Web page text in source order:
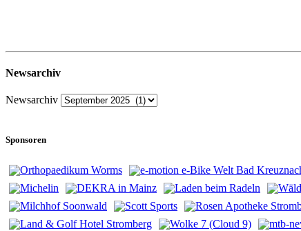
Newsarchiv
Newsarchiv
Sponsoren